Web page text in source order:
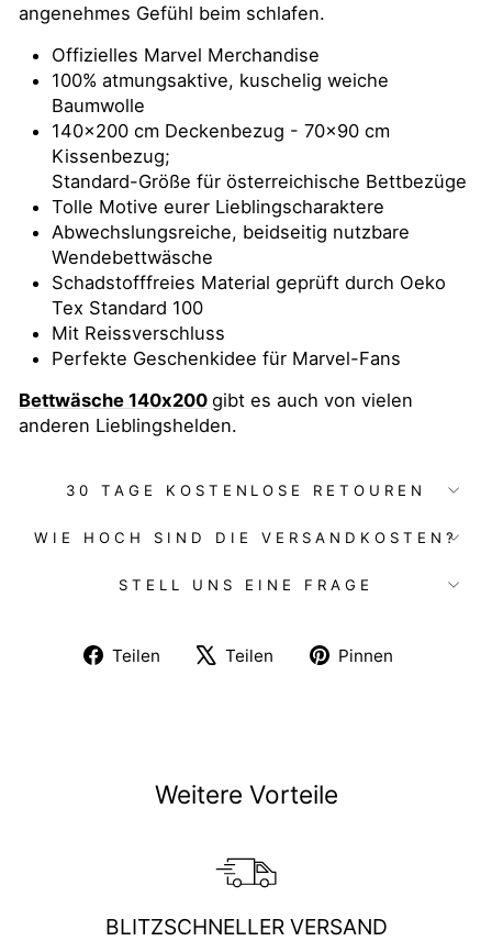
angenehmes Gefühl beim schlafen.
Offizielles Marvel Merchandise
100% atmungsaktive, kuschelig weiche
Baumwolle
140x200 cm Deckenbezug - 70x90 cm
Kissenbezug;
Standard-Größe für österreichische Bettbezüge
Tolle Motive eurer Lieblingscharaktere
Abwechslungsreiche, beidseitig nutzbare
Wendebettwäsche
Schadstofffreies Material geprüft durch Oeko
Tex Standard 100
Mit Reissverschluss
Perfekte Geschenkidee für Marvel-Fans
Bettwäsche 140x200 gibt es auch von vielen
anderen Lieblingshelden.
30 TAGE KOSTENLOSE RETOUREN
WIE HOCH SIND DIE VERSANDKOSTEN?
STELL UNS EINE FRAGE
Teilen
Auf
Teilen
Auf
Pinnen
Weitere Vorteile
BLITZSCHNELLER VERSAND